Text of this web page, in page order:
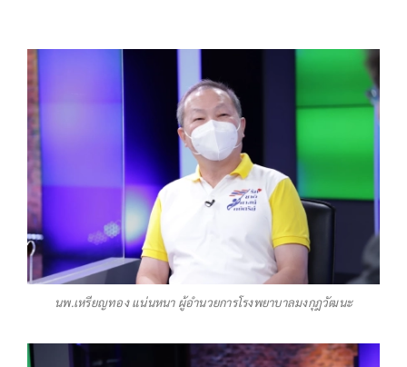
นพ.เหรียญทอง แน่นหนา ผู้อำนวยการโรงพยาบาลมงกุฎวัฒนะ